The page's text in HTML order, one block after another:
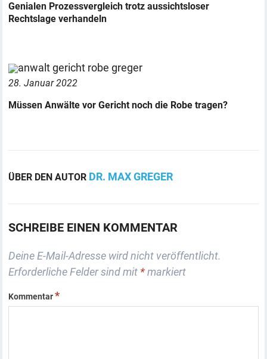
Genialen Prozessvergleich trotz aussichtsloser
Rechtslage verhandeln
28. Januar 2022
Müssen Anwälte vor Gericht noch die Robe tragen?
ÜBER DEN AUTOR DR. MAX GREGER
SCHREIBE EINEN KOMMENTAR
Deine E-Mail-Adresse wird nicht veröffentlicht.
Erforderliche Felder sind mit *markiert
Kommentar*